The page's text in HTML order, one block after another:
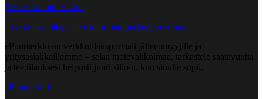
Yleiset toimitusehdot
Tavarantoimittaja - tee kuorman purkuajanvaraus
ePuumerkki on verkkotilausportaali jälleenmyyjille ja
yritysasiakkaillemme – selaa tuotevalikoimaa, tarkastele saatavuutta
ja tee tilauksesi helposti juuri silloin, kun sinulle sopii.
ePuumerkki